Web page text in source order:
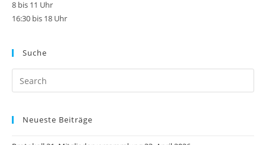
8 bis 11 Uhr
16:30 bis 18 Uhr
Suche
Neueste Beiträge